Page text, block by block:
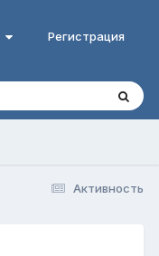
Регистрация
Активность